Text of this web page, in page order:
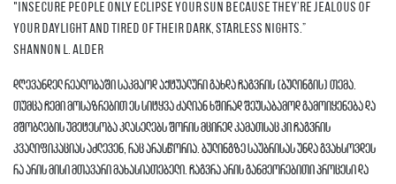
"Insecure people only eclipse your sun because they’re jealous of
your daylight and tired of their dark, starless nights.”
Shannon L. Alder
დღევანდელ რეალობაში საკმაოდ აქტუალური გახდა ჩაგვრის (ბულინგის) თემა.
თუმცა ჩემი მოსაზრებით ეს სიტყვა ძალიან ხშირად შეუსაბამოდ გამოიყენება და
მშობლების უმეტესობა კლასელებს შორის მცირედ კამათსაც კი ჩაგვრის
კვალიფიკაციას აძლევენ, რაც არასწორია. ბულინგზე საუბრისას უნდა გვახსოვდეს
რა არის მისი მთავარი მახასიათებელი. ჩაგვრა არის განმეორებითი პროცესი და